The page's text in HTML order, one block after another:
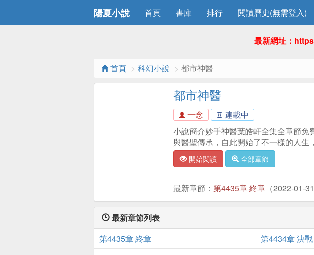
陽夏小說 首頁 書庫 排行 閱讀曆史(無需登入)
最新網址：
首頁 科幻小說 都市神醫
都市神醫
一念
連載中
小說簡介妙手神醫葉皓軒全集全章節
與醫聖傳承，自此開始了不一樣的人
開始閱讀 全部章節
最新章節： 第4435章 終章（2022-01-
最新章節列表
第4435章 終章
第4434章 決戰